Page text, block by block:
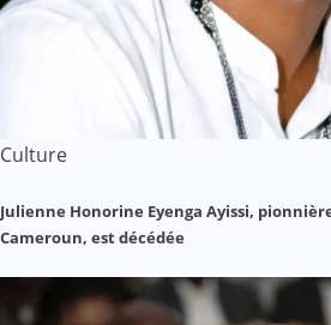
Culture
Julienne Honorine Eyenga Ayissi,
Cameroun, est décédée